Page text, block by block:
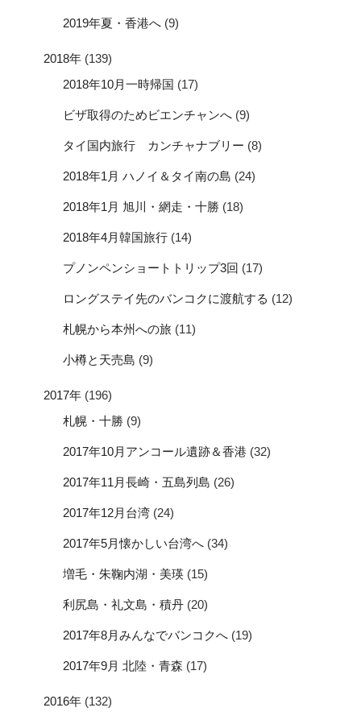
2019年夏・香港へ (9)
2018年 (139)
2018年10月一時帰国 (17)
ビザ取得のためビエンチャンへ (9)
タイ国内旅行 カンチャナブリー (8)
2018年1月 ハノイ＆タイ南の島 (24)
2018年1月 旭川・網走・十勝 (18)
2018年4月韓国旅行 (14)
プノンペンショートトリップ3回 (17)
ロングステイ先のバンコクに渡航する (12)
札幌から本州への旅 (11)
小樽と天売島 (9)
2017年 (196)
札幌・十勝 (9)
2017年10月アンコール遺跡＆香港 (32)
2017年11月長崎・五島列島 (26)
2017年12月台湾 (24)
2017年5月懐かしい台湾へ (34)
増毛・朱鞠内湖・美瑛 (15)
利尻島・礼文島・積丹 (20)
2017年8月みんなでバンコクへ (19)
2017年9月 北陸・青森 (17)
2016年 (132)